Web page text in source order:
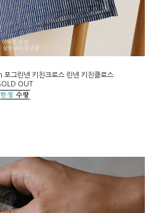
그린넨 키친크로스 린넨 키친클로스
OUT